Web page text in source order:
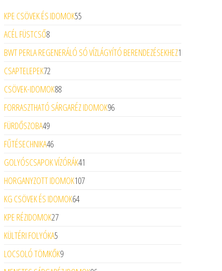
KPE CSÖVEK ÉS IDOMOK55
ACÉL FÜSTCSŐ8
BWT PERLA REGENERÁLÓ SÓ VÍZLÁGYÍTÓ BERENDEZÉSEKHEZ1
CSAPTELEPEK72
CSÖVEK-IDOMOK88
FORRASZTHATÓ SÁRGARÉZ IDOMOK96
FÜRDŐSZOBA49
FŰTÉSECHNIKA46
GOLYÓSCSAPOK VÍZÓRÁK41
HORGANYZOTT IDOMOK107
KG CSÖVEK ÉS IDOMOK6464 termék
KPE RÉZIDOMOK27
KÜLTÉRI FOLYÓKA5
LOCSOLÓ TÖMKŐK9